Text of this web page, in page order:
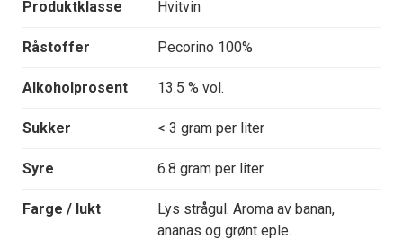
Produktklasse Hvitvin
Råstoffer Pecorino 100%
Alkoholprosent 13.5 % vol.
Sukker < 3 gram per liter
Syre 6.8 gram per liter
Farge / lukt
Lys strågul. Aroma av banan,
ananas og grønt eple.